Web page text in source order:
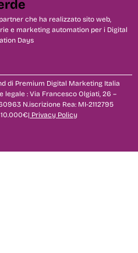
che ha realizzato sito web,
e marketing automation per i Digital
Days
di Premium Digital Marketing Italia
legale : Via Francesco Olgiati, 26 –
N.iscrizione Rea: MI-2112795
10.000€| Privacy Policy